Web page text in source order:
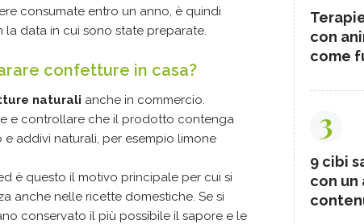
consumate entro un anno, è quindi
data in cui sono state preparate.
confetture in casa?
naturali anche in commercio.
e controllare che il prodotto contenga
addivi naturali, per esempio limone
è questo il motivo principale per cui si
anche nelle ricette domestiche. Se si
conservato il più possibile il sapore e le
con
come
3
9 cibi
con un